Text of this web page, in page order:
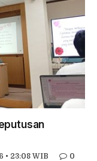
• 23:08 WIB 0